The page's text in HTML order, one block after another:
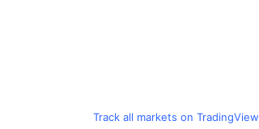
Track all markets on TradingView